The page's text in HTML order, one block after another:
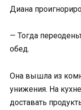
Диана
— Тогда
обед.
Она вышла из
унижения. На
доставать